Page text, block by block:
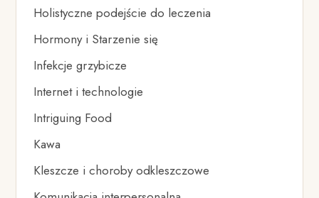
Holistyczne podejście do leczenia
Hormony i Starzenie się
Infekcje grzybicze
Internet i technologie
Intriguing Food
Kawa
Kleszcze i choroby odkleszczowe